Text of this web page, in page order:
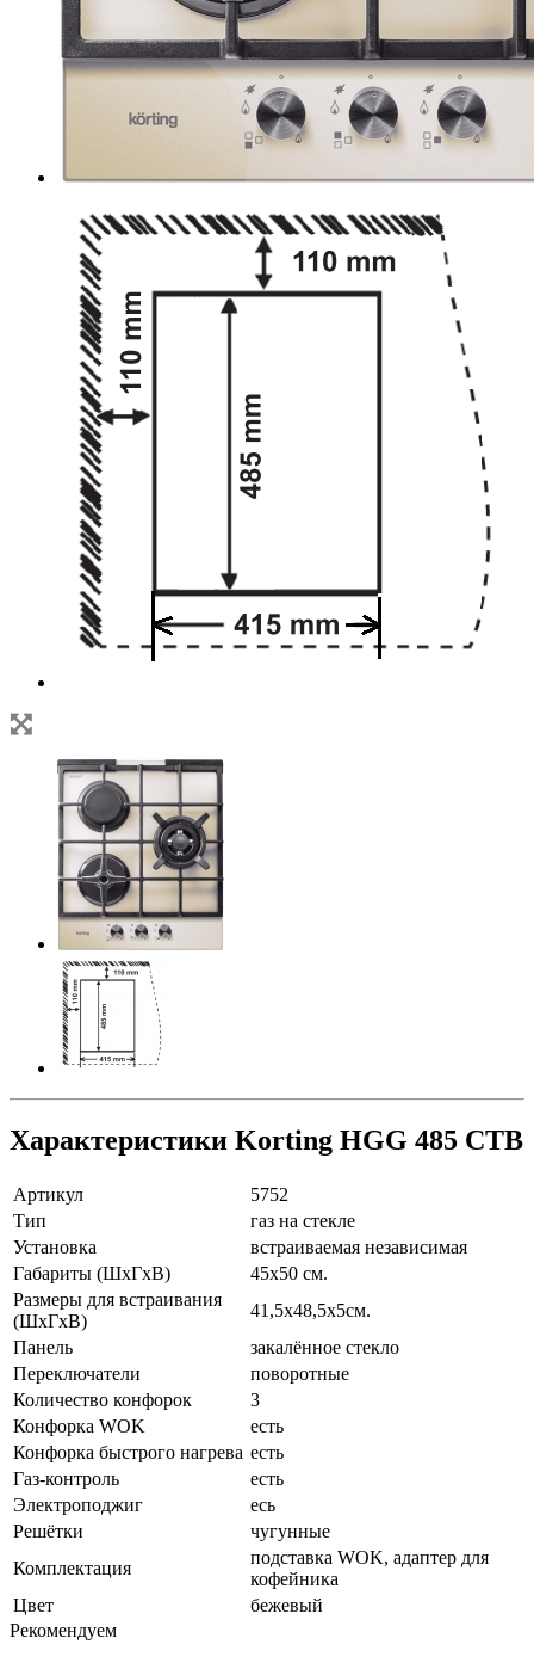
Характеристики Korting HGG 485 CTB
Артикул
5752
Тип
газ на стекле
Установка
встраиваемая независимая
Габариты (ШхГхВ)
45х50 см.
Размеры для встраивания
(ШхГхВ)
41,5х48,5х5см.
Панель
закалённое стекло
Переключатели
поворотные
Количество конфорок
3
Конфорка WOK
есть
Конфорка быстрого нагрева есть
Газ-контроль
есть
Электроподжиг
есь
Решётки
чугунные
Комплектация
подставка WOK, адаптер для
кофейника
Цвет
бежевый
Рекомендуем